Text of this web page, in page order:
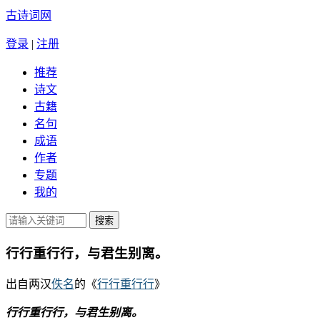
古诗词网
登录 | 注册
推荐
诗文
古籍
名句
成语
作者
专题
我的
行行重行行，与君生别离。
出自两汉佚名的《行行重行行》
行行重行行，与君生别离。